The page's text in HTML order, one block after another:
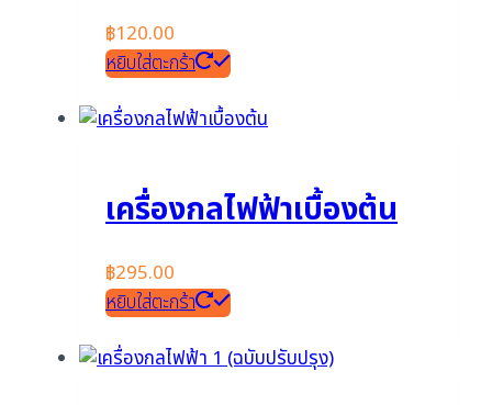
฿120.00
หยิบใส่ตะกร้า
เครื่องกลไฟฟ้าเบื้องต้น
฿295.00
หยิบใส่ตะกร้า